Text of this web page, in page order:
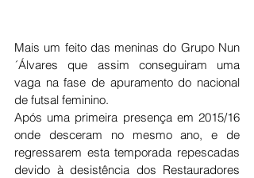
Mais um feito das meninas do Grupo Nun
´Álvares que assim conseguiram uma
vaga na fase de apuramento do nacional
de futsal feminino.
Após uma primeira presença em 2015/16
onde desceram no mesmo ano, e de
regressarem esta temporada repescadas
devido à desistência dos Restauradores